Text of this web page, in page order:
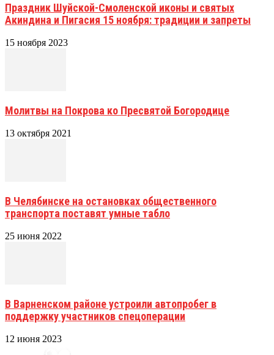
Праздник Шуйской-Смоленской иконы и святых
Акиндина и Пигасия 15 ноября: традиции и запреты
15 ноября 2023
Молитвы на Покрова ко Пресвятой Богородице
13 октября 2021
В Челябинске на остановках общественного
транспорта поставят умные табло
25 июня 2022
В Варненском районе устроили автопробег в
поддержку участников спецоперации
12 июня 2023